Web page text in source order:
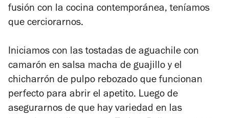
fusión con la cocina contemporánea, teníamos
que cerciorarnos.
Iniciamos con las tostadas de aguachile con
camarón en salsa macha de guajillo y el
chicharrón de pulpo rebozado que funcionan
perfecto para abrir el apetito. Luego de
asegurarnos de que hay variedad en las